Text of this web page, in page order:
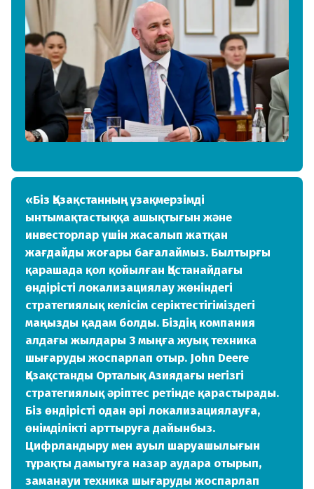
«Біз Қазақстанның ұзақмерзімді
ынтымақтастыққа ашықтығын және
инвесторлар үшін жасалып жатқан
жағдайды жоғары бағалаймыз. Былтырғы
қарашада қол қойылған Қостанайдағы
өндірісті локализациялау жөніндегі
стратегиялық келісім серіктестігіміздегі
маңызды қадам болды. Біздің компания
алдағы жылдары 3 мыңға жуық техника
шығаруды жоспарлап отыр. John Deere
Қазақстанды Орталық Азиядағы негізгі
стратегиялық әріптес ретінде қарастырады.
Біз өндірісті одан әрі локализациялауға,
өнімділікті арттыруға дайынбыз.
Цифрландыру мен ауыл шаруашылығын
тұрақты дамытуға назар аудара отырып,
заманауи техника шығаруды жоспарлап